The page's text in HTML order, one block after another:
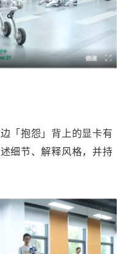
「抱怨」背上的显卡有
细节、解释风格，并持